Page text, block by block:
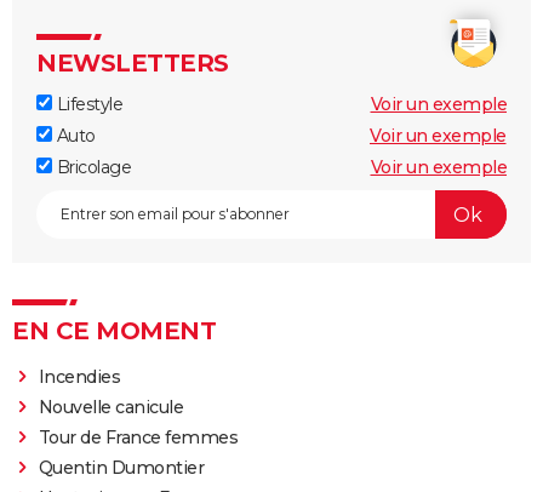
NEWSLETTERS
Lifestyle
Voir un exemple
Auto
Voir un exemple
Bricolage
Voir un exemple
EN CE MOMENT
Incendies
Nouvelle canicule
Tour de France femmes
Quentin Dumontier